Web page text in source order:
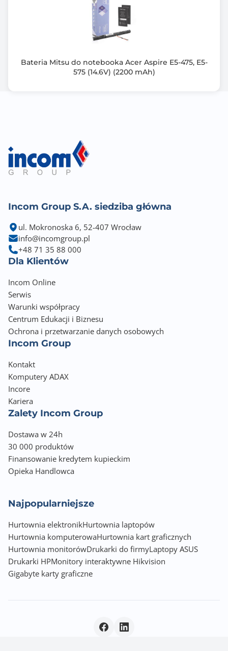
Bateria Mitsu do notebooka Acer Aspire E5-475, E5-
575 (14.6V) (2200 mAh)
Incom Group S.A. siedziba główna
ul. Mokronoska 6, 52-407 Wrocław
info@incomgroup.pl
+48 71 35 88 000
Dla Klientów
Incom Online
Serwis
Warunki współpracy
Centrum Edukacji i Biznesu
Ochrona i przetwarzanie danych osobowych
Incom Group
Kontakt
Komputery ADAX
Incore
Kariera
Zalety Incom Group
Dostawa w 24h
30 000 produktów
Finansowanie kredytem kupieckim
Opieka Handlowca
Najpopularniejsze
Hurtownia elektronikHurtownia laptopów
Hurtownia komputerowaHurtownia kart graficznych
Hurtownia monitorówDrukarki do firmyLaptopy ASUS
Drukarki HPMonitory interaktywne Hikvision
Gigabyte karty graficzne